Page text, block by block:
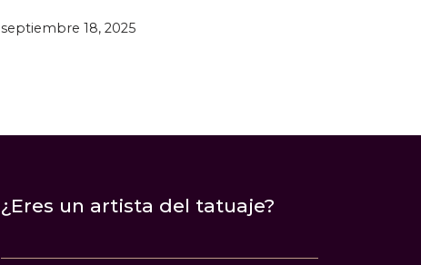
septiembre 18, 2025
¿Eres un artista del tatuaje?